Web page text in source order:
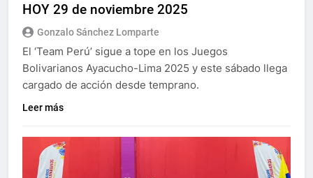
HOY 29 de noviembre 2025
Gonzalo Sánchez Lomparte
El ‘Team Perú’ sigue a tope en los Juegos
Bolivarianos Ayacucho-Lima 2025 y este sábado llega
cargado de acción desde temprano.
Leer más